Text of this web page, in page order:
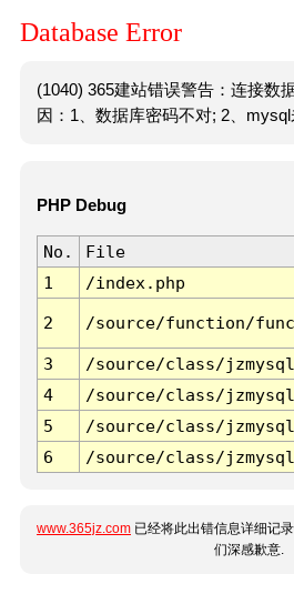
Database Error
(1040) 365建站错误警告：连接数
因：1、数据库密码不对; 2、mysql
PHP Debug
No. File
1
/index.php
2 /source/function/
3 /source/class/
4
/source/class/
5
/source/class/
6
/source/class/
www.365jz.com 已经将此出错信息详细记
们深感歉意.